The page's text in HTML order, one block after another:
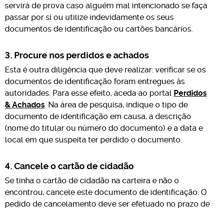
servirá de prova caso alguém mal intencionado se faça
passar por si ou utilize indevidamente os seus
documentos de identificação ou cartões bancários.
3. Procure nos perdidos e achados
Esta é outra diligência que deve realizar: verificar se os
documentos de identificação foram entregues às
autoridades. Para esse efeito, aceda ao portal Perdidos
& Achados. Na área de pesquisa, indique o tipo de
documento de identificação em causa, a descrição
(nome do titular ou número do documento) e a data e
local em que suspeita ter perdido o documento.
4. Cancele o cartão de cidadão
Se tinha o cartão de cidadão na carteira e não o
encontrou, cancele este documento de identificação. O
pedido de cancelamento deve ser efetuado no prazo de